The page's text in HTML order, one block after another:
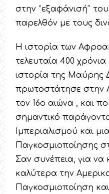
στην ‘’εξαφάνισή’’
παρελθόν με τους
Η ιστορία των
τελευταία 400 χρόνια
ιστορία της Μαύρης
πρωτοστάτησε στην
τον 16ο αιώνα , και
σημαντικό
Ιμπεριαλισμού και
Παγκοσμιοποίησης
Σαν συνέπεια, για
καλύτερα την
Παγκοσμιοποίηση και